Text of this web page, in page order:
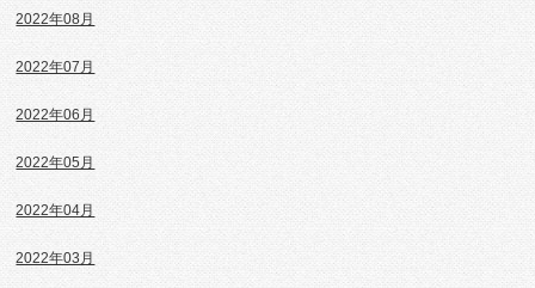
2022年08月
2022年07月
2022年06月
2022年05月
2022年04月
2022年03月